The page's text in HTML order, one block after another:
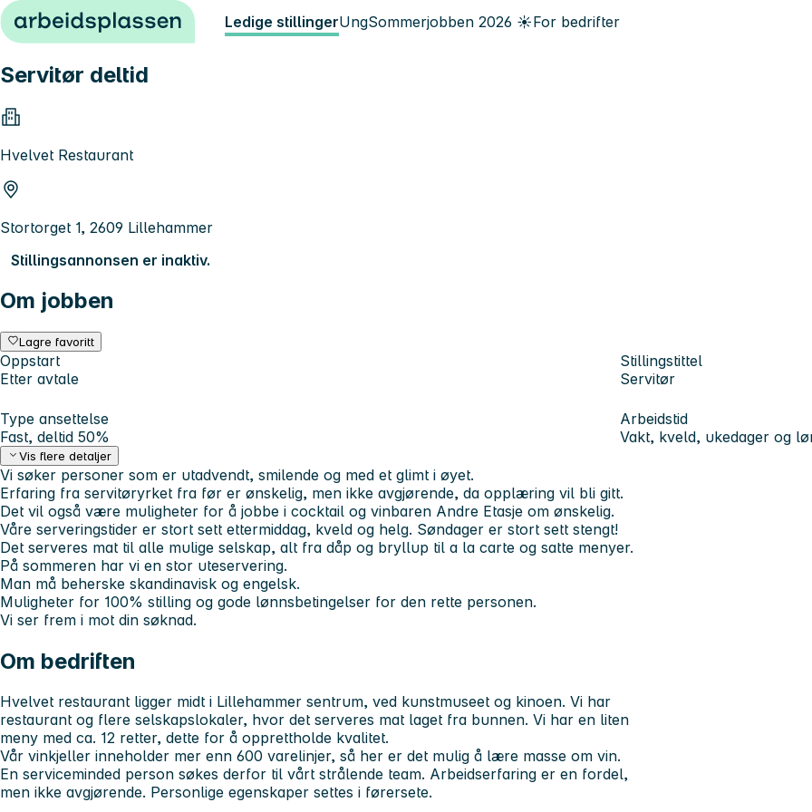
Hopp til innhold Ledige stillingerUngSommerjobben 2026 ☀️For bedrifter
Servitør deltid
Hvelvet Restaurant
Stortorget 1, 2609 Lillehammer
Stillingsannonsen er inaktiv.
Om jobben
Lagre favoritt
Oppstart
Etter avtale
Stillingstittel
Servitør
Type ansettelse
Fast, deltid 50%
Arbeidstid
Vakt, kveld, ukedager og
Vis flere detaljer
Vi søker personer som er utadvendt, smilende og med et glimt i øyet.
Erfaring fra servitøryrket fra før er ønskelig, men ikke avgjørende, da opplæring vil bli gitt.
Det vil også være muligheter for å jobbe i cocktail og vinbaren Andre Etasje om ønskelig.
Våre serveringstider er stort sett ettermiddag, kveld og helg. Søndager er stort sett stengt!
Det serveres mat til alle mulige selskap, alt fra dåp og bryllup til a la carte og satte menyer.
På sommeren har vi en stor uteservering.
Man må beherske skandinavisk og engelsk.
Muligheter for 100% stilling og gode lønnsbetingelser for den rette personen.
Vi ser frem i mot din søknad.
Om bedriften
Hvelvet restaurant ligger midt i Lillehammer sentrum, ved kunstmuseet og kinoen. Vi har
restaurant og flere selskapslokaler, hvor det serveres mat laget fra bunnen. Vi har en liten
meny med ca. 12 retter, dette for å opprettholde kvalitet.
Vår vinkjeller inneholder mer enn 600 varelinjer, så her er det mulig å lære masse om vin.
En serviceminded person søkes derfor til vårt strålende team. Arbeidserfaring er en fordel,
men ikke avgjørende. Personlige egenskaper settes i førersete.